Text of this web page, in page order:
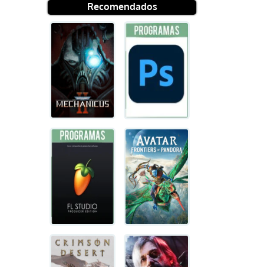
Recomendados